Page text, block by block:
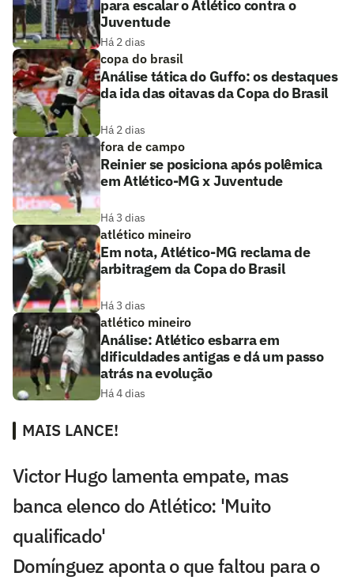
para escalar o Atlético contra o
Juventude
Há 2 dias
copa do brasil
Análise tática do Guffo: os destaques
da ida das oitavas da Copa do Brasil
Há 2 dias
fora de campo
Reinier se posiciona após polêmica
em Atlético-MG x Juventude
Há 3 dias
atlético mineiro
Em nota, Atlético-MG reclama de
arbitragem da Copa do Brasil
Há 3 dias
atlético mineiro
Análise: Atlético esbarra em
dificuldades antigas e dá um passo
atrás na evolução
Há 4 dias
MAIS LANCE!
Victor Hugo lamenta empate, mas
banca elenco do Atlético: 'Muito
qualificado'
Domínguez aponta o que faltou para o